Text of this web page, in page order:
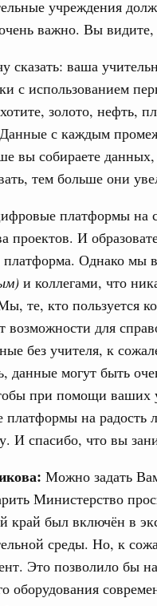
учреждения
важно. Вы
сказать: ваша
с использованием
золото, нефть,
с каждым
вы собираете
тем больше они
платформы на
проектов. И
Однако мы
и коллегами, что
те, кто пользуется
возможности для
без учителя, к
данные могут быть
при помощи ваших
на радость
И спасибо, что вы
Можно задать
Министерство
край был включён в
среды. Но, к
Это позволило бы
оборудования